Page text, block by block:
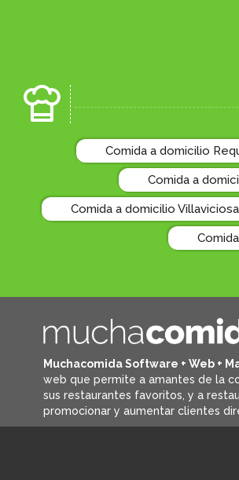
Comida a domicilio
Comida a
Comida a domicilio
Muchacomida Software + Web +
web que permite a amantes de la
sus restaurantes favoritos, ya
promocionar y aumentar clientes